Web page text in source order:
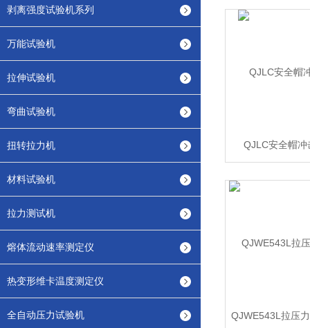
剥离强度试验机系列
万能试验机
拉伸试验机
弯曲试验机
扭转拉力机
材料试验机
拉力测试机
熔体流动速率测定仪
热变形维卡温度测定仪
全自动压力试验机
QJLC安全帽冲
QJWE543L拉压